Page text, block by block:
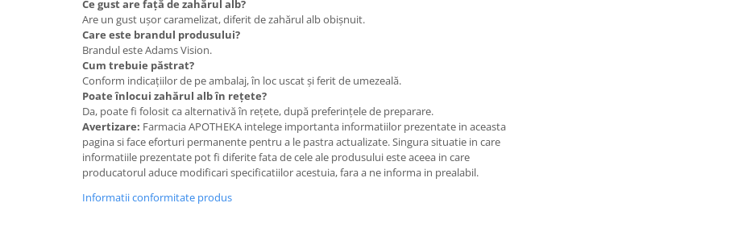
Ce gust are față de zahărul alb?
Are un gust ușor caramelizat, diferit de zahărul alb obișnuit.
Care este brandul produsului?
Brandul este Adams Vision.
Cum trebuie păstrat?
Conform indicațiilor de pe ambalaj, în loc uscat și ferit de umezeală.
Poate înlocui zahărul alb în rețete?
Da, poate fi folosit ca alternativă în rețete, după preferințele de preparare.
Avertizare: Farmacia APOTHEKA intelege importanta informatiilor prezentate in aceasta
pagina si face eforturi permanente pentru a le pastra actualizate. Singura situatie in care
informatiile prezentate pot fi diferite fata de cele ale produsului este aceea in care
producatorul aduce modificari specificatiilor acestuia, fara a ne informa in prealabil.
Informatii conformitate produs